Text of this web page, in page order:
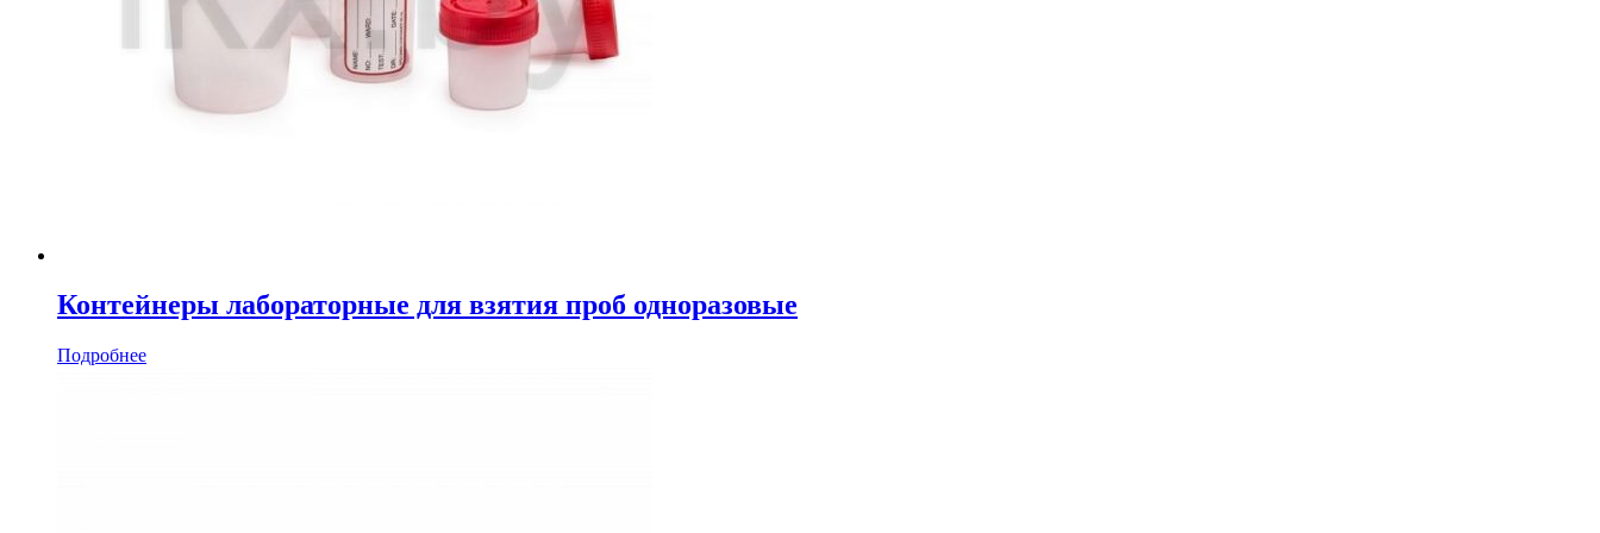
Контейнеры лабораторные для взятия проб одноразовые
Подробнее